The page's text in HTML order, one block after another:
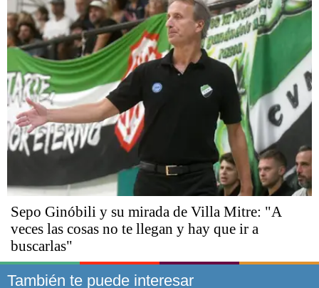
Sepo Ginóbili y su mirada de Villa Mitre: "A
veces las cosas no te llegan y hay que ir a
buscarlas"
También te puede interesar